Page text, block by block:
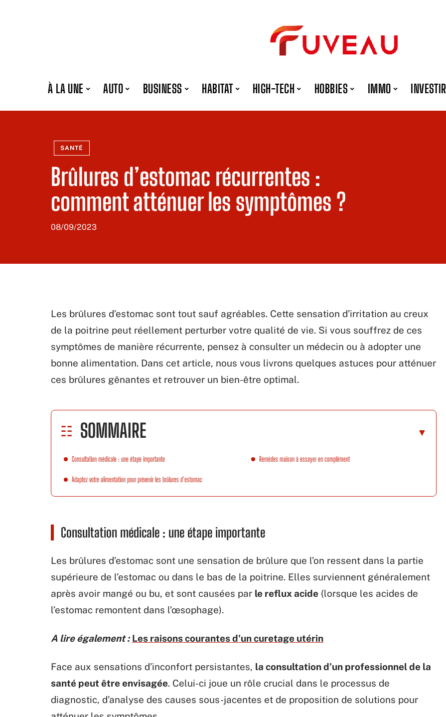
À LA UNE AUTO BUSINESS HABITAT HIGH-TECH HOBBIES IMMO INVESTIR
SANTÉ
Brûlures d’estomac récurrentes :
comment atténuer les symptômes ?
08/09/2023
Les brûlures d’estomac sont tout sauf agréables. Cette sensation d’irritation au creux
de la poitrine peut réellement perturber votre qualité de vie. Si vous souffrez de ces
symptômes de manière récurrente, pensez à consulter un médecin ou à adopter une
bonne alimentation. Dans cet article, nous vous livrons quelques astuces pour atténuer
ces brûlures gênantes et retrouver un bien-être optimal.
SOMMAIRE
Consultation médicale : une étape importante
Adaptez votre alimentation pour prévenir les brûlures d’estomac
Remèdes maison à essayer en complément
Consultation médicale : une étape importante
Les brûlures d’estomac sont une sensation de brûlure que l’on ressent dans la partie
supérieure de l’estomac ou dans le bas de la poitrine. Elles surviennent généralement
après avoir mangé ou bu, et sont causées par le reflux acide (lorsque les acides de
l’estomac remontent dans l’œsophage).
A lire également : Les raisons courantes d'un curetage utérin
Face aux sensations d’inconfort persistantes, la consultation d’un professionnel de la
santé peut être envisagée. Celui-ci joue un rôle crucial dans le processus de
diagnostic, d’analyse des causes sous-jacentes et de proposition de solutions pour